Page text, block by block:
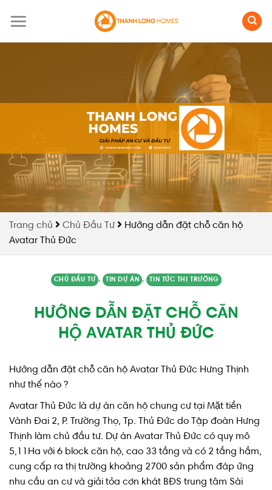
Trang chủ Chủ Đầu Tư
Hướng dẫn đặt chỗ căn hộ
Avatar Thủ Đức
CHỦ ĐẦU TƯ , TIN DỰ ÁN , TIN TỨC THỊ TRƯỜNG
HƯỚNG DẪN ĐẶT CHỖ CĂN
HỘ AVATAR THỦ ĐỨC
Hướng dẫn đặt chỗ căn hộ Avatar Thủ Đức Hưng Thịnh
như thế nào ?
Avatar Thủ Đức là dự án căn hộ chung cư tại Mặt tiền
Vành Đai 2, P. Trường Thọ, Tp. Thủ Đức do Tập đoàn Hưng
Thịnh làm chủ đầu tư. Dự án Avatar Thủ Đức có quy mô
5,11Ha với 6 block căn hộ, cao 33 tầng và có 2 tầng hầm,
cung cấp ra thị trường khoảng 2700 sản phẩm đáp ứng
nhu cầu an cư và giải tỏa cơn khát BĐS trung tâm Sài